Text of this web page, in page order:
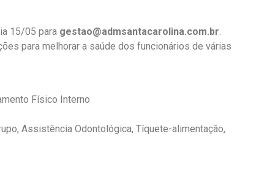
15/05 para gestao@admsantacarolina.com.br.
para melhorar a saúde dos funcionários de várias
Físico Interno
Assistência Odontológica, Tíquete-alimentação,